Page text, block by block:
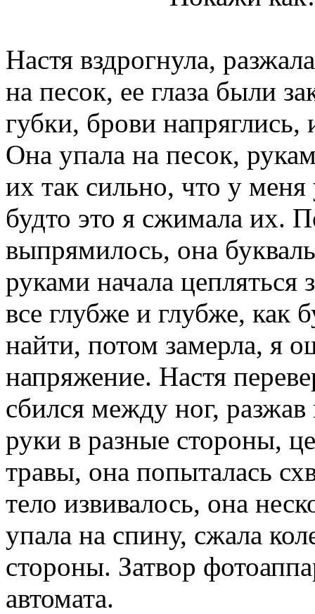
Настя вздрогнула,
на песок, ее глаза были
губки, брови напряглись,
Она упала на песок,
их так сильно, что у
будто это я сжимала их.
выпрямилось, она
руками начала цепляться
все глубже и глубже, как
найти, потом замерла, я
напряжение. Настя
сбился между ног,
руки в разные стороны,
травы, она попыталась
тело извивалось, она
упала на спину, сжала
стороны. Затвор
автомата.